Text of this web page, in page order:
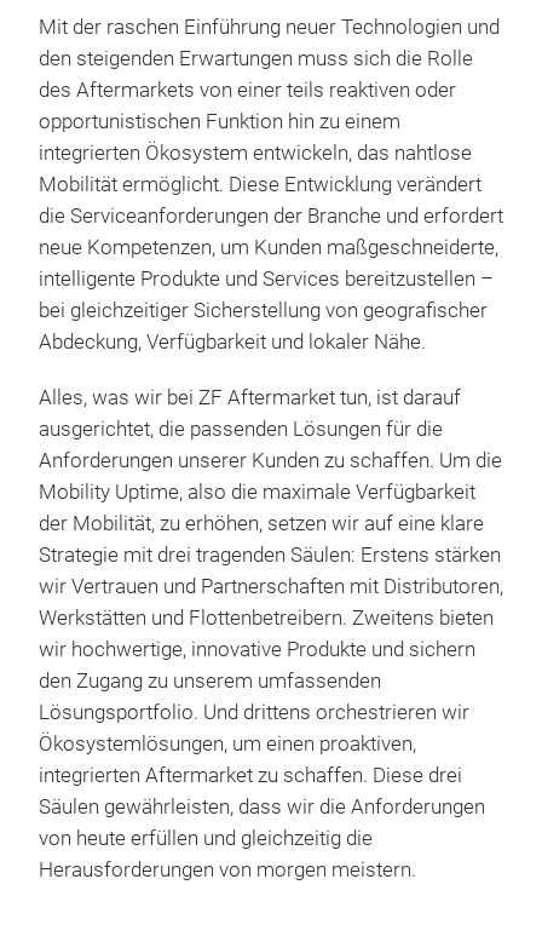
Mit der raschen Einführung neuer Technologien und
den steigenden Erwartungen muss sich die Rolle
des Aftermarkets von einer teils reaktiven oder
opportunistischen Funktion hin zu einem
integrierten Ökosystem entwickeln, das nahtlose
Mobilität ermöglicht. Diese Entwicklung verändert
die Serviceanforderungen der Branche und erfordert
neue Kompetenzen, um Kunden maßgeschneiderte,
intelligente Produkte und Services bereitzustellen –
bei gleichzeitiger Sicherstellung von geografischer
Abdeckung, Verfügbarkeit und lokaler Nähe.
Alles, was wir bei ZF Aftermarket tun, ist darauf
ausgerichtet, die passenden Lösungen für die
Anforderungen unserer Kunden zu schaffen. Um die
Mobility Uptime, also die maximale Verfügbarkeit
der Mobilität, zu erhöhen, setzen wir auf eine klare
Strategie mit drei tragenden Säulen: Erstens stärken
wir Vertrauen und Partnerschaften mit Distributoren,
Werkstätten und Flottenbetreibern. Zweitens bieten
wir hochwertige, innovative Produkte und sichern
den Zugang zu unserem umfassenden
Lösungsportfolio. Und drittens orchestrieren wir
Ökosystemlösungen, um einen proaktiven,
integrierten Aftermarket zu schaffen. Diese drei
Säulen gewährleisten, dass wir die Anforderungen
von heute erfüllen und gleichzeitig die
Herausforderungen von morgen meistern.